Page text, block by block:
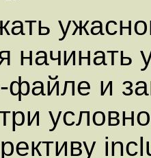
начинать
и